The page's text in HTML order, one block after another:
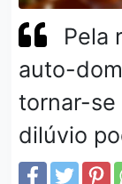
Pela
auto-
tornar-se
dilúvio